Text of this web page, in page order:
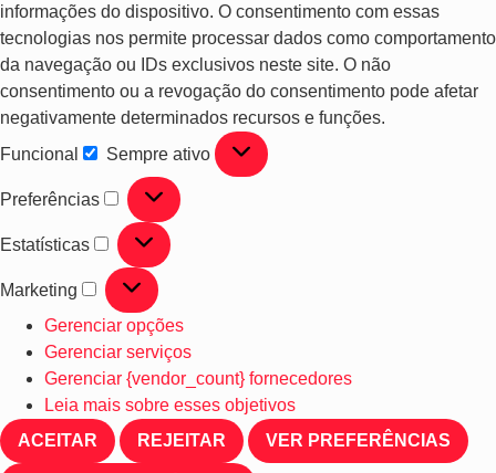
informações do dispositivo. O consentimento com essas
tecnologias nos permite processar dados como comportamento
da navegação ou IDs exclusivos neste site. O não
consentimento ou a revogação do consentimento pode afetar
negativamente determinados recursos e funções.
Funcional
Sempre ativo
Preferências
Estatísticas
Marketing
Gerenciar opções
Gerenciar serviços
Gerenciar {vendor_count} fornecedores
Leia mais sobre esses objetivos
ACEITAR
REJEITAR VER PREFERÊNCIAS